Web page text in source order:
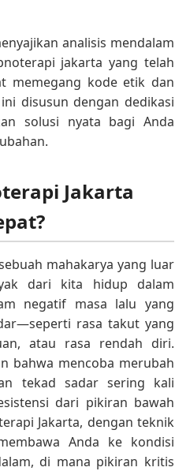
analisis mendalam
jakarta yang telah
memegang kode etik dan
disusun dengan dedikasi
solusi nyata bagi Anda
Jakarta
mahakarya yang luar
dari kita hidup dalam
negatif masa lalu yang
rasa takut yang
atau rasa rendah diri.
bahwa mencoba merubah
tekad sadar sering kali
dari pikiran bawah
Jakarta, dengan teknik
Anda ke kondisi
di mana pikiran kritis